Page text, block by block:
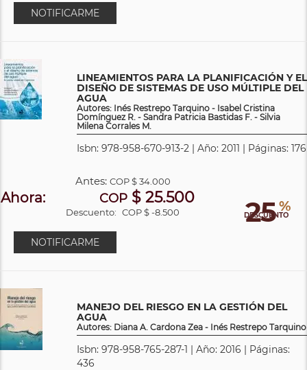
NOTIFICARME
LINEAMIENTOS PARA LA PLANIFICACIÓN Y EL
DISEÑO DE SISTEMAS DE USO MÚLTIPLE DEL
AGUA
Autores: Inés Restrepo Tarquino - Isabel Cristina
Domínguez R. - Sandra Patricia Bastidas F. - Silvia
Milena Corrales M.
Isbn: 978-958-670-913-2 | Año: 2011 | Páginas: 176
25 %
DESCUENTO
Antes: COP$ 34.000
Ahora: COP$ 25.500
Descuento: COP $ -8.500
NOTIFICARME
MANEJO DEL RIESGO EN LA GESTIÓN DEL
AGUA
Autores: Diana A. Cardona Zea - Inés Restrepo Tarquino
Isbn: 978-958-765-287-1 | Año: 2016 | Páginas:
436